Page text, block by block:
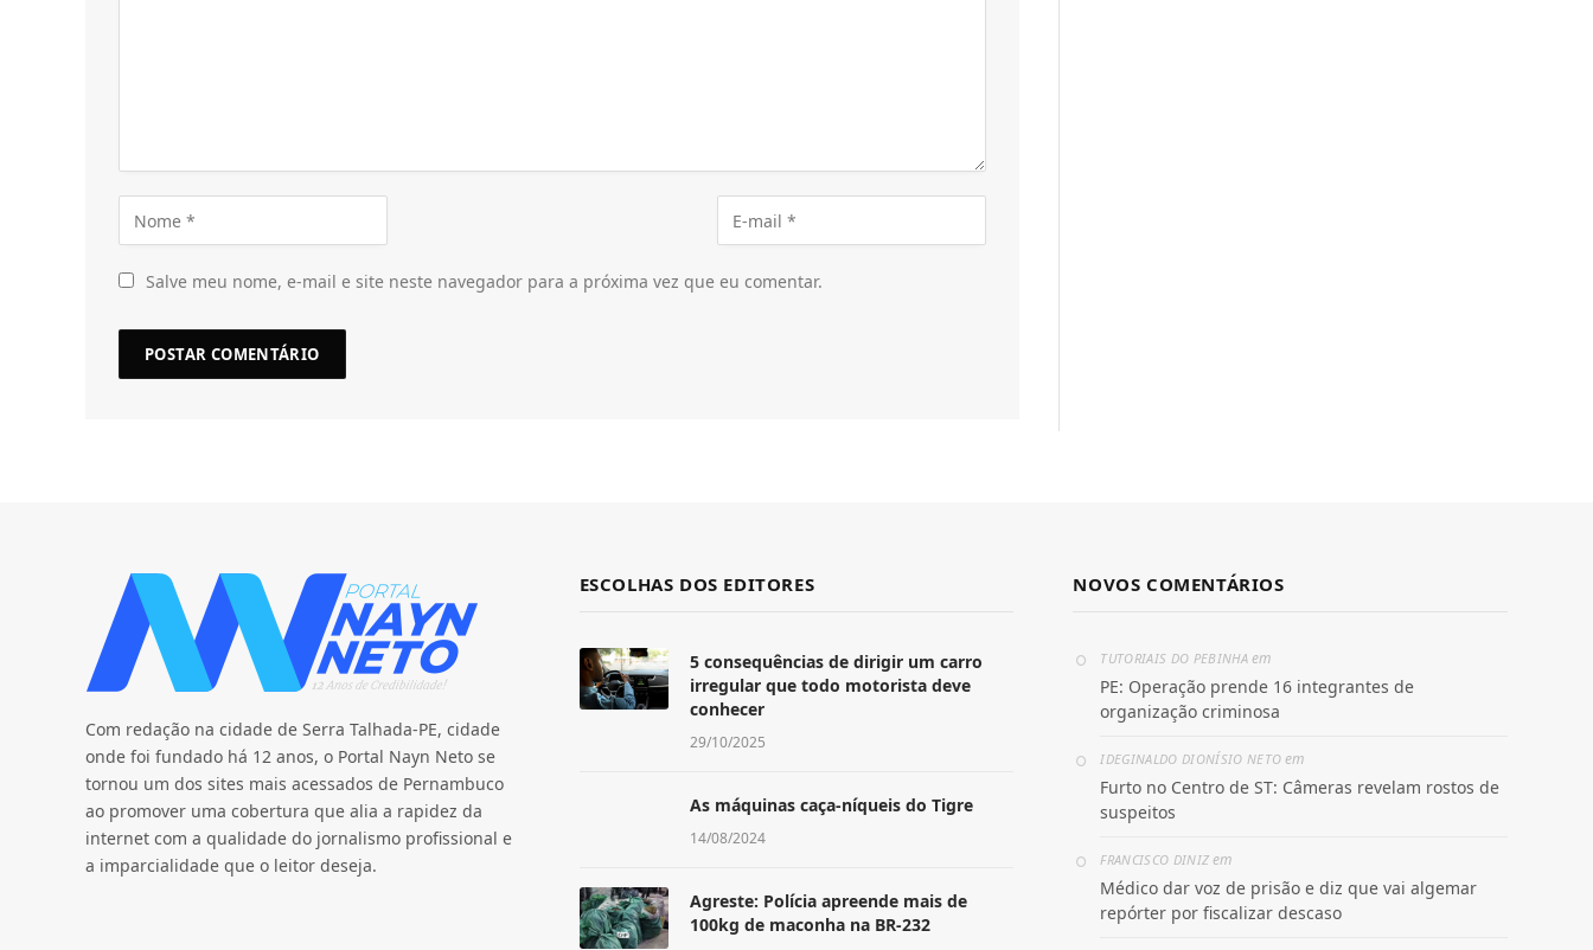
Salve meu nome, e-mail e site neste navegador para a próxima vez que eu comentar.
Com redação na cidade de Serra Talhada-PE, cidade
onde foi fundado há 12 anos, o Portal Nayn Neto se
tornou um dos sites mais acessados de Pernambuco
ao promover uma cobertura que alia a rapidez da
internet com a qualidade do jornalismo profissional e
a imparcialidade que o leitor deseja.
ESCOLHAS DOS EDITORES
5 consequências de dirigir um carro
irregular que todo motorista deve
conhecer
29/10/2025
As máquinas caça-níqueis do Tigre
14/08/2024
Agreste: Polícia apreende mais de
100kg de maconha na BR-232
NOVOS COMENTÁRIOS
TUTORIAIS DO PEBINHAem
PE: Operação prende 16 integrantes de
organização criminosa
IDEGINALDO DIONÍSIO NETO em
Furto no Centro de ST: Câmeras revelam rostos de
suspeitos
FRANCISCO DINIZ em
Médico dar voz de prisão e diz que vai algemar
repórter por fiscalizar descaso